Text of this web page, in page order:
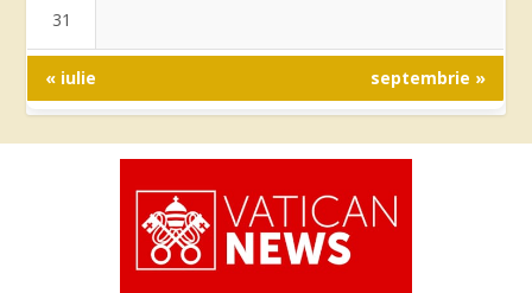
31
« iulie septembrie »